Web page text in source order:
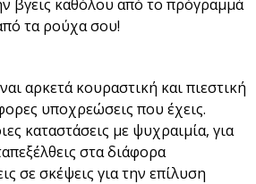
βγεις καθόλου από το πρόγραμμά
τα ρούχα σου!
αρκετά κουραστική και πιεστική
υποχρεώσεις που έχεις.
καταστάσεις με ψυχραιμία, για
στα διάφορα
σε σκέψεις για την επίλυση